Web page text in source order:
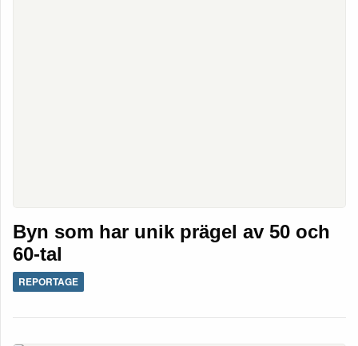
Byn som har unik prägel av 50 och
60-tal
REPORTAGE